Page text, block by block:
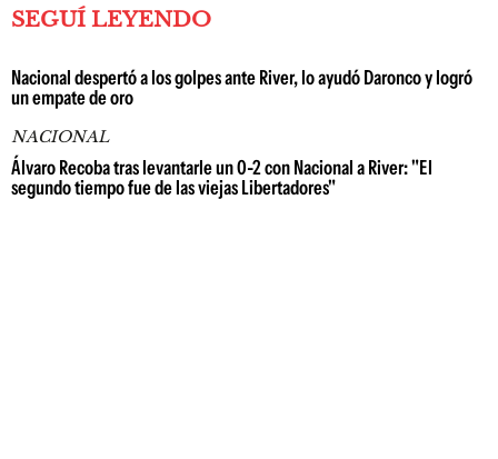
SEGUÍ LEYENDO
Nacional despertó a los golpes ante River, lo ayudó Daronco y logró
un empate de oro
NACIONAL
Álvaro Recoba tras levantarle un 0-2 con Nacional a River: "El
segundo tiempo fue de las viejas Libertadores"